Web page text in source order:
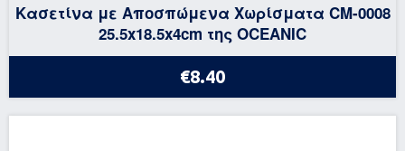
Κασετίνα με Αποσπώμενα Χωρίσματα CM-0008
25.5x18.5x4cm της OCEANIC
€8.40